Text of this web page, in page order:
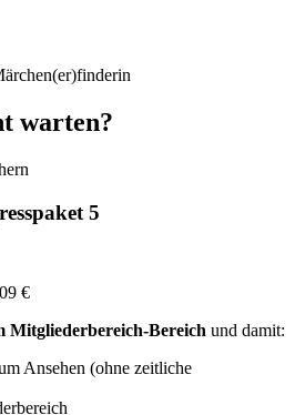
warten?
5
€
Mit­glie­der­be­reich-Bereich und damit:
Anse­hen (ohne zeit­li­che